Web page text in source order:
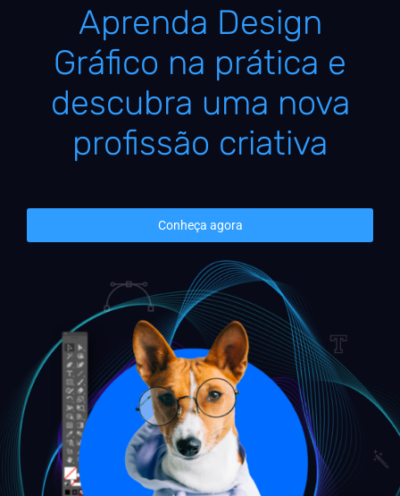
Aprenda Design
Gráfico na prática e
descubra uma nova
profissão criativa
Conheça agora